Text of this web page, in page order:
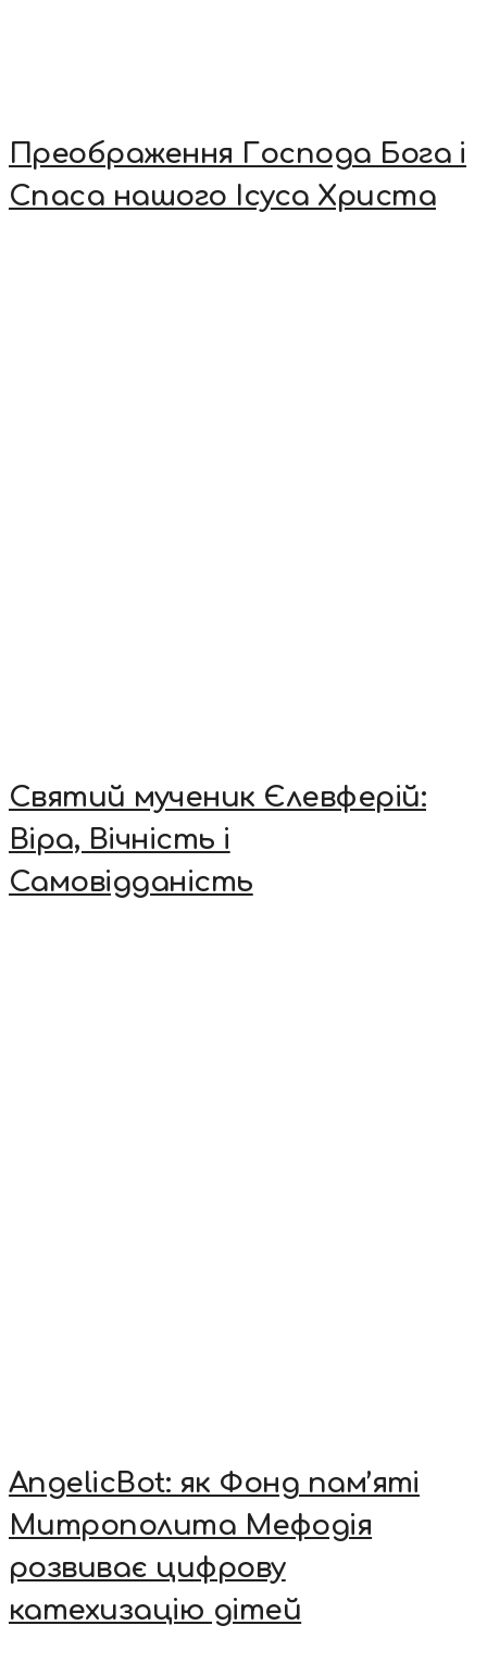
Преображення Господа Бога і
Спаса нашого Ісуса Христа
Святий мученик Єлевферій:
Віра, Вічність і
Самовідданість
AngelicBot: як Фонд пам’яті
Митрополита Мефодія
розвиває цифрову
катехизацію дітей